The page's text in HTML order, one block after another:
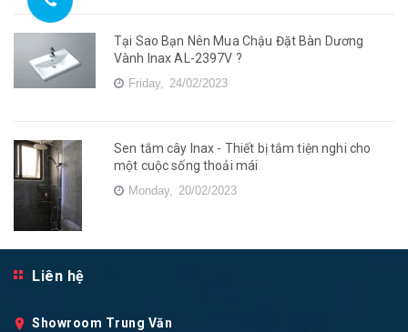
Tại Sao Bạn Nên Mua Chậu Đặt Bàn Dương
Vành Inax AL-2397V ?
Friday, 24/02/2023
Sen tắm cây Inax - Thiết bị tắm tiện nghi cho
một cuộc sống thoải mái
Monday, 20/02/2023
Liên hệ
Showroom Trung Văn